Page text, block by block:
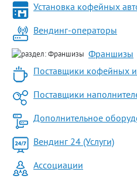
Установка кофейных
Вендинг-операторы
Франшизы
Поставщики кофейных
Поставщики
Дополнительное
Вендинг 24 (Услуги)
Ассоциации